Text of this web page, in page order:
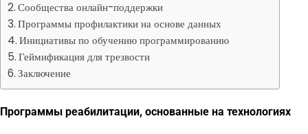
Сообщества онлайн-поддержки
Программы профилактики на основе данных
Инициативы по обучению программированию
Геймификация для трезвости
Заключение
Программы реабилитации, основанные на технологиях